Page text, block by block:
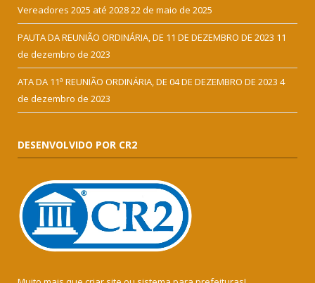
Vereadores 2025 até 202822 de maio de 2025
PAUTA DA REUNIÃO ORDINÁRIA, DE 11 DE DEZEMBRO DE 2023 11
de dezembro de 2023
ATA DA 11ª REUNIÃO ORDINÁRIA, DE 04 DE DEZEMBRO DE 2023 4
de dezembro de 2023
DESENVOLVIDO POR CR2